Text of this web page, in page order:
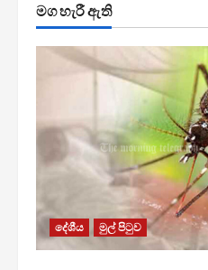
මග හැරී ඇති
දේශීය මුල් පිටුව